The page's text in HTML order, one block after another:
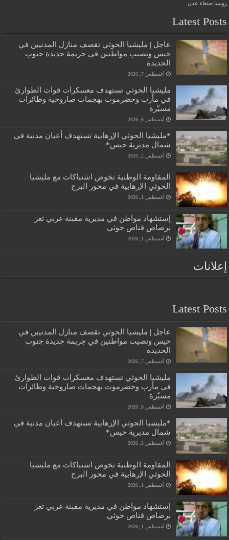
روسيا صنعاء عدن
Latest Posts
عاجل | مليشيا الحوثي تقصف منازل المدنيين في
حيس وتصيب مواطنين في جريمة جديدة جنوب
الحديدة
أغسطس 7, 2026
مليشيا الحوثي تستهدف معسكرات قوات الطوارئ
في مأرب وحضرموت بهجمات صاروخية وطائرات
مسيّرة
أغسطس 6, 2026
*مليشيا الحوثي الإرهابية تستهدف أعيان مدنية في
شمال مديرية حيس*
أغسطس 2, 2026
المقاومة الوطنية تخوض اشتباكات مع مليشيا
الحوثي الإرهابية في محور البرح
أغسطس 1, 2026
إستشهاد مواطن في مديرية مقبنة غربي تعز
برصاص قناص حوثي
أغسطس 1, 2026
إعلانات
Latest Posts
عاجل | مليشيا الحوثي تقصف منازل المدنيين في
حيس وتصيب مواطنين في جريمة جديدة جنوب
الحديدة
أغسطس 7, 2026
مليشيا الحوثي تستهدف معسكرات قوات الطوارئ
في مأرب وحضرموت بهجمات صاروخية وطائرات
مسيّرة
أغسطس 6, 2026
*مليشيا الحوثي الإرهابية تستهدف أعيان مدنية في
شمال مديرية حيس*
أغسطس 2, 2026
المقاومة الوطنية تخوض اشتباكات مع مليشيا
الحوثي الإرهابية في محور البرح
أغسطس 1, 2026
إستشهاد مواطن في مديرية مقبنة غربي تعز
برصاص قناص حوثي
أغسطس 1, 2026